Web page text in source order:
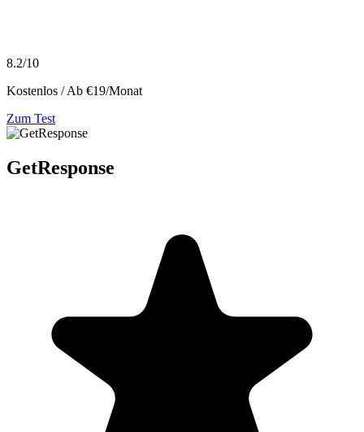
8.2/10
Kostenlos / Ab €19/Monat
Zum Test
GetResponse